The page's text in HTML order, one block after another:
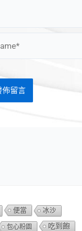
便當 冰沙
包心粉園 吃到飽